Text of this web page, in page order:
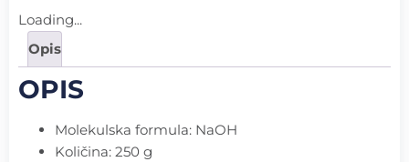
Loading...
Opis
OPIS
Molekulska formula: NaOH
Količina: 250 g